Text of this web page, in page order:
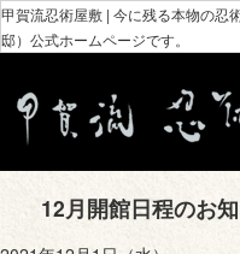
甲賀流忍術屋敷 | 今に残る本物の忍
邸）公式ホームページです。
12月開館日程のお